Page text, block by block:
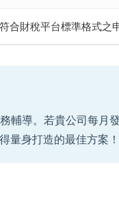
合財稅平台標準格式之
輔導。若貴公司每月
量身打造的最佳方案！